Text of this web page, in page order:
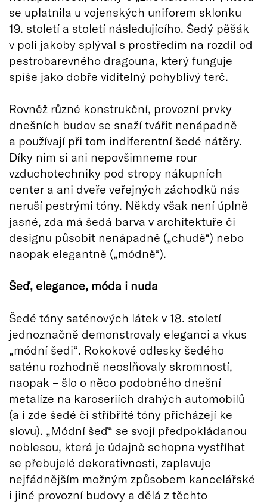
se uplatnila u vojenských uniforem sklonku
19. století a století následujícího. Šedý pěšák
v poli jakoby splýval s prostředím na rozdíl od
pestrobarevného dragouna, který funguje
spíše jako dobře viditelný pohyblivý terč.
Rovněž různé konstrukční, provozní prvky
dnešních budov se snaží tvářit nenápadně
a používají při tom indiferentní šedé nátěry.
Díky nim si ani nepovšimneme rour
vzduchotechniky pod stropy nákupních
center a ani dveře veřejných záchodků nás
neruší pestrými tóny. Někdy však není úplně
jasné, zda má šedá barva v architektuře či
designu působit nenápadně („chudě“) nebo
naopak elegantně („módně“).
Šeď, elegance, móda i nuda
Šedé tóny saténových látek v 18. století
jednoznačně demonstrovaly eleganci a vkus
„módní šedi“. Rokokové odlesky šedého
saténu rozhodně neoslňovaly skromností,
naopak – šlo o něco podobného dnešní
metalíze na karoseriích drahých automobilů
(a i zde šedé či stříbřité tóny přicházejí ke
slovu). „Módní šeď“ se svojí předpokládanou
noblesou, která je údajně schopna vystříhat
se přebujelé dekorativnosti, zaplavuje
nejfádnějším možným způsobem kancelářské
i jiné provozní budovy a dělá z těchto